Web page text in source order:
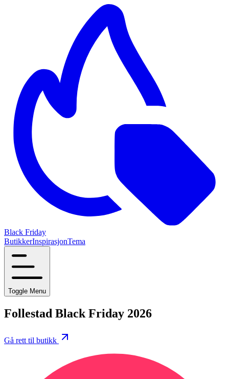
Black Friday
ButikkerInspirasjonTema
Toggle Menu
Follestad Black Friday 2026
Gå rett til butikk